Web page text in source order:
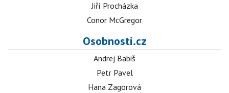
Jiří Procházka
Conor McGregor
Osobnosti.cz
Andrej Babiš
Petr Pavel
Hana Zagorová